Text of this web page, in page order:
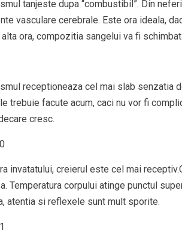
tanjeste dupa “combustibil”. Din
vasculare cerebrale. Este ora ideala,
ora, compozitia sangelui va fi
receptioneaza cel mai slab senzatia
trebuie facute acum, caci nu vor fi
cresc.
invatatului, creierul este cel mai
Temperatura corpului atinge punctul
atentia si reflexele sunt mult sporite.